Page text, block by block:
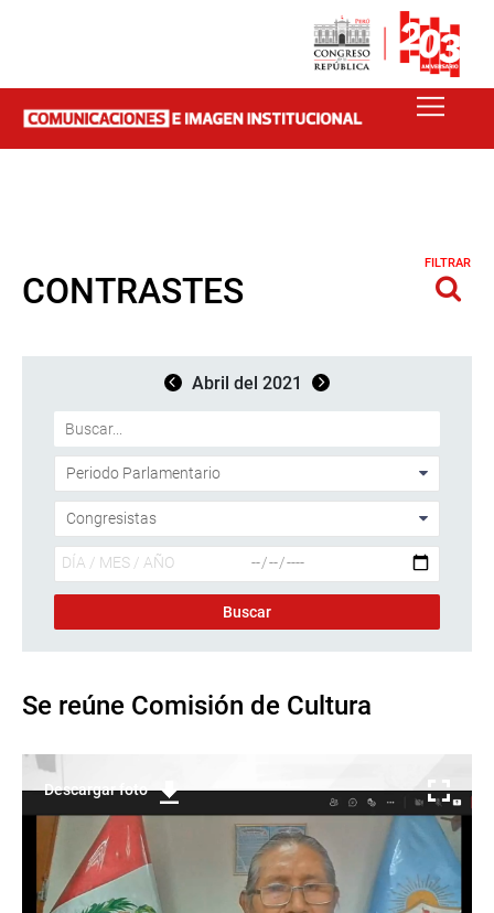
CONTRASTES
FILTRAR
Abril del 2021
Se reúne Comisión de Cultura
Descargar foto